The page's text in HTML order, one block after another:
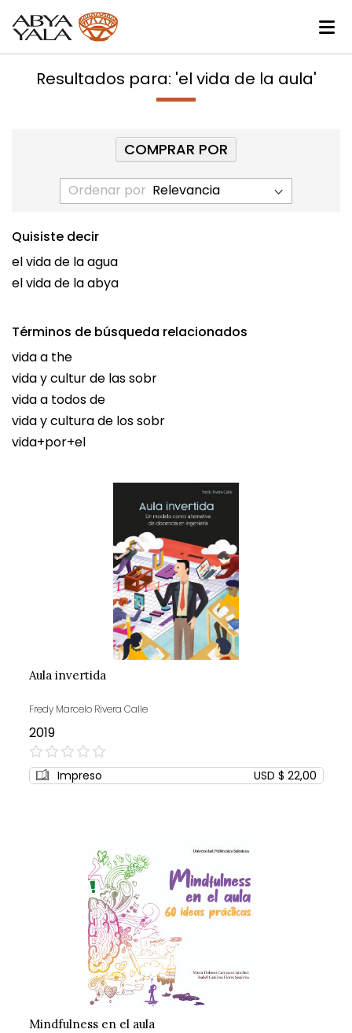
Resultados para: 'el vida de la aula'
Ordenar por
Quisiste decir
el vida de la agua
el vida de la abya
Términos de búsqueda relacionados
vida a the
vida y cultur de las sobr
vida a todos de
vida y cultura de los sobr
vida+por+el
Aula invertida
Fredy Marcelo Rivera Calle
2019
0%
Impreso USD $ 22,00
Mindfulness en el aula
COMPRAR POR